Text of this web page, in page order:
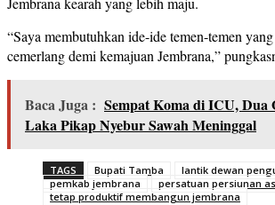
“Saya membutuhkan ide-ide temen-temen
cemerlang demi kemajuan Jembrana,”
Baca Juga : Sempat Koma di ICU, Dua
Laka Pikap Nyebur Sawah Meninggal
TAGS Bupati Tamba
lantik dewan
pemkab jembrana
persatuan persiunan
tetap produktif membangun jembrana